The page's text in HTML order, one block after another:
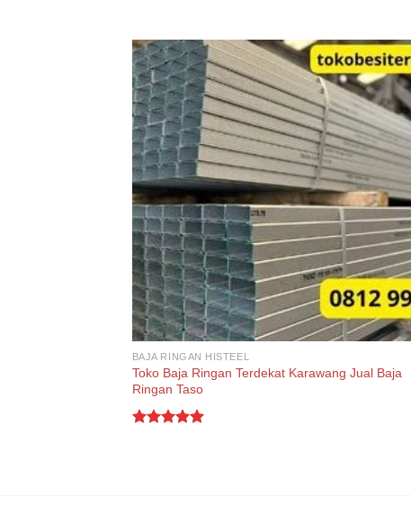
BAJA RINGAN HISTEEL
Toko Baja Ringan Terdekat Karawang Jual Baja
Ringan Taso